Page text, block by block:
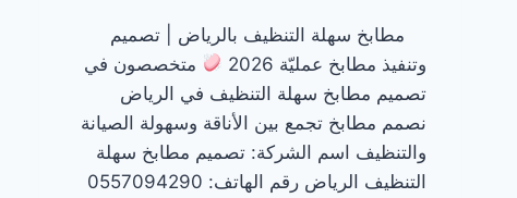
مطابخ سهلة التنظيف بالرياض | تصميم
وتنفيذ مطابخ عمليّة 2026
متخصصون في
تصميم مطابخ سهلة التنظيف في الرياض
نصمم مطابخ تجمع بين الأناقة وسهولة الصيانة
والتنظيف اسم الشركة: تصميم مطابخ سهلة
التنظيف الرياض رقم الهاتف: 0557094290